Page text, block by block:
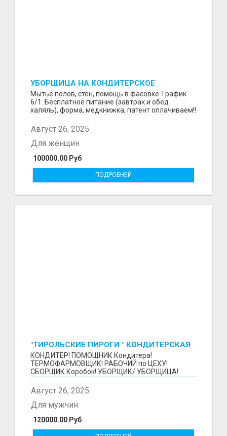
УБОРЩИЦА НА КОНДИТЕРСКОЕ
ПРОИЗВОДСТВО (МАРЬИНО/КУРЬЯНОВО)
Мытье полов, стен, помощь в фасовке. График
6/1. Бесплатное питание (завтрак и обед
халяль), форма, медкнижка, патент оплачиваем!!
Август 26, 2025
100000.00 Руб
Для женщин
ПОДРОБНЕЙ
"ТИРОЛЬСКИЕ ПИРОГИ " КОНДИТЕРСКАЯ
ФАБРИКА "КРУГ "
КОНДИТЕР! ПОМОЩНИК Кондитера!
ТЕРМОФАРМОВЩИК! РАБОЧИЙ по ЦЕХУ!
СБОРЩИК Коробок! УБОРЩИК/ УБОРЩИЦА!
Август 26, 2025
120000.00 Руб
Для мужчин